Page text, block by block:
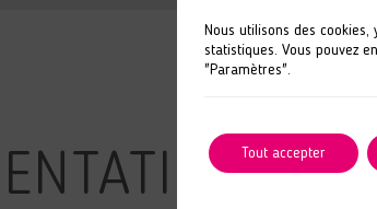
Nous utilisons des
statistiques. Vous pouvez
"Paramètres".
Tout accepter